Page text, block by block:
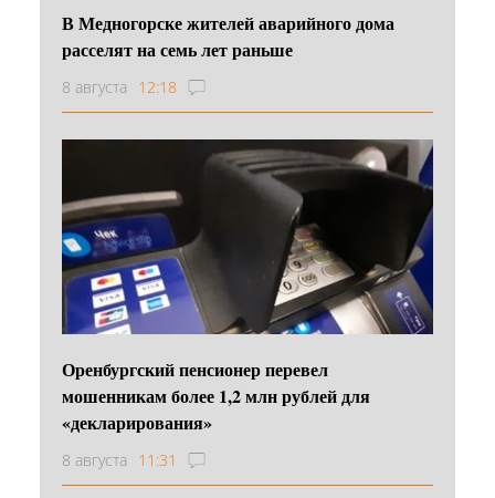
В Медногорске жителей аварийного дома
расселят на семь лет раньше
8 августа 12:18
Оренбургский пенсионер перевел
мошенникам более 1,2 млн рублей для
«декларирования»
8 августа 11:31